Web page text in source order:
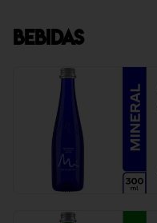
Bebidas